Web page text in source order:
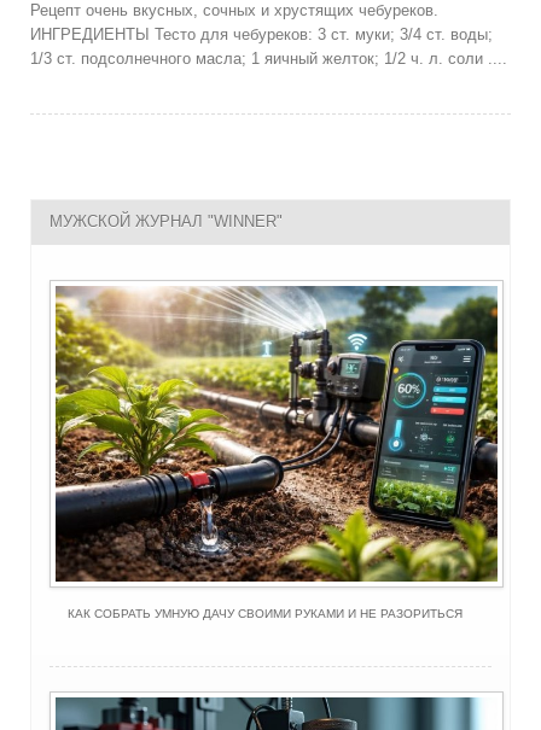
Рецепт очень вкусных, сочных и хрустящих чебуреков.
ИНГРЕДИЕНТЫ Тесто для чебуреков: 3 ст. муки; 3/4 ст. воды;
1/3 ст. подсолнечного масла; 1 яичный желток; 1/2 ч. л. соли ....
МУЖСКОЙ ЖУРНАЛ "WINNER"
КАК СОБРАТЬ УМНУЮ ДАЧУ СВОИМИ РУКАМИ И НЕ РАЗОРИТЬСЯ